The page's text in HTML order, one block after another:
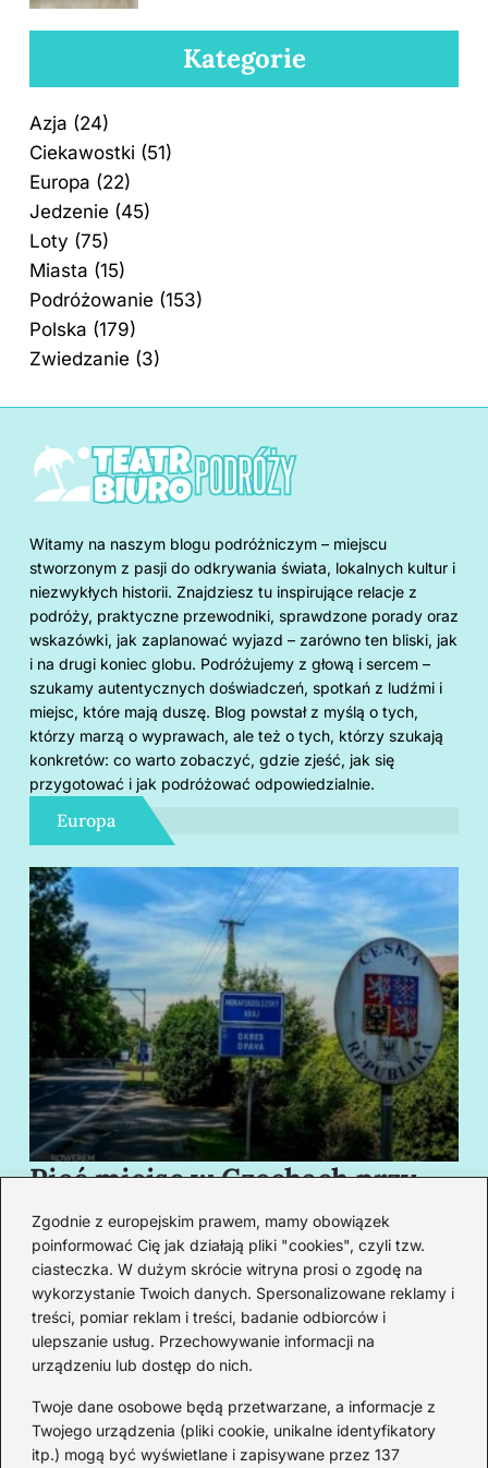
Zgodnie z europejskim prawem, mamy obowiązek
poinformować Cię jak działają pliki "cookies", czyli tzw.
ciasteczka. W dużym skrócie witryna prosi o zgodę na
wykorzystanie Twoich danych. Spersonalizowane reklamy i
treści, pomiar reklam i treści, badanie odbiorców i
ulepszanie usług. Przechowywanie informacji na
urządzeniu lub dostęp do nich.
Twoje dane osobowe będą przetwarzane, a informacje z
Twojego urządzenia (pliki cookie, unikalne identyfikatory
itp.) mogą być wyświetlane i zapisywane przez 137
Kategorie
Azja (24)
Ciekawostki (51)
Europa (22)
Jedzenie (45)
Loty (75)
Miasta (15)
Podróżowanie (153)
Polska (179)
Zwiedzanie (3)
Witamy na naszym blogu podróżniczym – miejscu
stworzonym z pasji do odkrywania świata, lokalnych kultur i
niezwykłych historii. Znajdziesz tu inspirujące relacje z
podróży, praktyczne przewodniki, sprawdzone porady oraz
wskazówki, jak zaplanować wyjazd – zarówno ten bliski, jak
i na drugi koniec globu. Podróżujemy z głową i sercem –
szukamy autentycznych doświadczeń, spotkań z ludźmi i
miejsc, które mają duszę. Blog powstał z myślą o tych,
którzy marzą o wyprawach, ale też o tych, którzy szukają
konkretów: co warto zobaczyć, gdzie zjeść, jak się
przygotować i jak podróżować odpowiedzialnie.
Europa
Pięć miejsc w Czechach przy
granicy, które cię oczarują
swoim urokiem
Redakcja
Od lat podróżuję, by poznawać świat z bliska – nie tylko
przez pryzmat zabytków, ale przede wszystkim ludzi,
smaków i codzienności.
Redakcja: Michalina Staszic